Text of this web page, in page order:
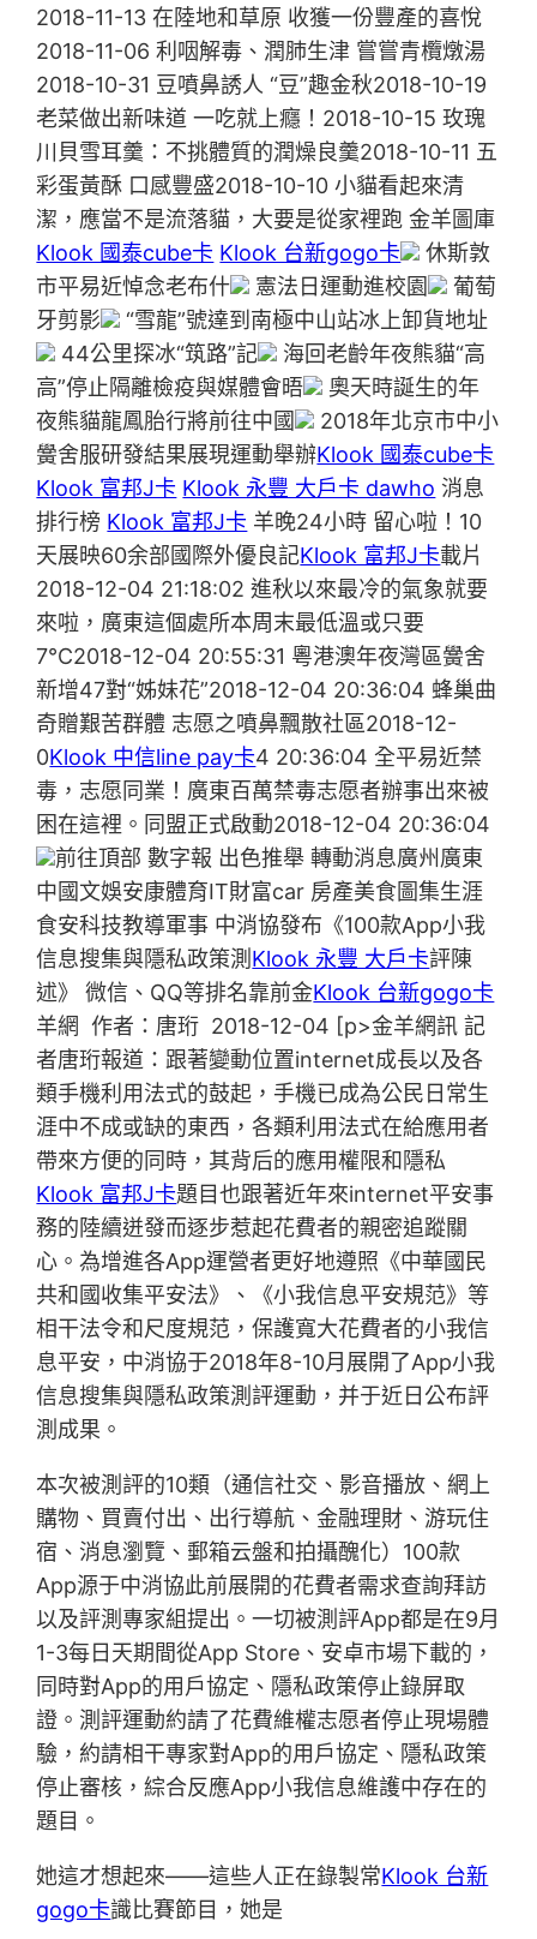
2018-11-13 在陸地和草原 收獲一份豐產的喜悅
2018-11-06 利咽解毒、潤肺生津 嘗嘗青欖燉湯
2018-10-31 豆噴鼻誘人 “豆”趣金秋2018-10-19
老菜做出新味道 一吃就上癮！2018-10-15 玫瑰
川貝雪耳羹：不挑體質的潤燥良羹2018-10-11 五
彩蛋黃酥 口感豐盛2018-10-10 小貓看起來清
潔，應當不是流落貓，大要是從家裡跑 金羊圖庫
Klook 國泰cube卡 Klook 台新gogo卡
休斯敦
市平易近悼念老布什
憲法日運動進校園
葡萄
牙剪影
“雪龍”號達到南極中山站冰上卸貨地址
44公里探冰“筑路”記
海回老齡年夜熊貓“高
高”停止隔離檢疫與媒體會晤
奧天時誕生的年
夜熊貓龍鳳胎行將前往中國
2018年北京市中小
黌舍服研發結果展現運動舉辦Klook 國泰cube卡
Klook 富邦J卡 Klook 永豐 大戶卡 dawho 消息
排行榜 Klook 富邦J卡 羊晚24小時 留心啦！10
天展映60余部國際外優良記Klook 富邦J卡載片
2018-12-04 21:18:02 進秋以來最冷的氣象就要
來啦，廣東這個處所本周末最低溫或只要
7℃2018-12-04 20:55:31 粵港澳年夜灣區黌舍
新增47對“姊妹花”2018-12-04 20:36:04 蜂巢曲
奇贈艱苦群體 志愿之噴鼻飄散社區2018-12-
0Klook 中信line pay卡4 20:36:04 全平易近禁
毒，志愿同業！廣東百萬禁毒志愿者辦事出來被
困在這裡。同盟正式啟動2018-12-04 20:36:04
前往頂部 數字報 出色推舉 轉動消息廣州廣東
中國文娛安康體育IT財富car 房產美食圖集生涯
食安科技教導軍事 中消協發布《100款App小我
信息搜集與隱私政策測 Klook 永豐 大戶卡評陳
述》 微信、QQ等排名靠前金Klook 台新gogo卡
羊網 作者：唐珩 2018-12-04 [p>金羊網訊 記
者唐珩報道：跟著變動位置internet成長以及各
類手機利用法式的鼓起，手機已成為公民日常生
涯中不成或缺的東西，各類利用法式在給應用者
帶來方便的同時，其背后的應用權限和隱私
Klook 富邦J卡題目也跟著近年來internet平安事
務的陸續迸發而逐步惹起花費者的親密追蹤關
心。為增進各App運營者更好地遵照《中華國民
共和國收集平安法》、《小我信息平安規范》等
相干法令和尺度規范，保護寬大花費者的小我信
息平安，中消協于2018年8-10月展開了App小我
信息搜集與隱私政策測評運動，并于近日公布評
測成果。
本次被測評的10類（通信社交、影音播放、網上
購物、買賣付出、出行導航、金融理財、游玩住
宿、消息瀏覽、郵箱云盤和拍攝醜化）100款
App源于中消協此前展開的花費者需求查詢拜訪
以及評測專家組提出。一切被測評App都是在9月
1-3每日天期間從App Store、安卓市場下載的，
同時對App的用戶協定、隱私政策停止錄屏取
證。測評運動約請了花費維權志愿者停止現場體
驗，約請相干專家對App的用戶協定、隱私政策
停止審核，綜合反應App小我信息維護中存在的
題目。
她這才想起來——這些人正在錄製常Klook 台新
gogo卡識比賽節目，她是